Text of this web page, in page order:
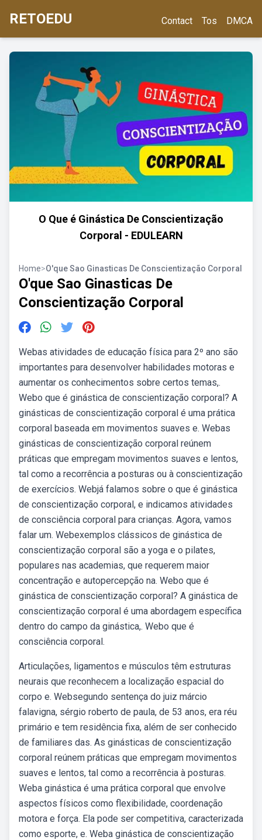
RETOEDU Contact Tos DMCA
O Que é Ginástica De Conscientização
Corporal - EDULEARN
Home>O'que Sao Ginasticas De Conscientização Corporal
O'que Sao Ginasticas De
Conscientização Corporal
Webas atividades de educação física para 2º ano são
importantes para desenvolver habilidades motoras e
aumentar os conhecimentos sobre certos temas,.
Webo que é ginástica de conscientização corporal? A
ginásticas de conscientização corporal é uma prática
corporal baseada em movimentos suaves e. Webas
ginásticas de conscientização corporal reúnem
práticas que empregam movimentos suaves e lentos,
tal como a recorrência a posturas ou à conscientização
de exercícios. Webjá falamos sobre o que é ginástica
de conscientização corporal, e indicamos atividades
de consciência corporal para crianças. Agora, vamos
falar um. Webexemplos clássicos de ginástica de
conscientização corporal são a yoga e o pilates,
populares nas academias, que requerem maior
concentração e autopercepção na. Webo que é
ginástica de conscientização corporal? A ginástica de
conscientização corporal é uma abordagem específica
dentro do campo da ginástica,. Webo que é
consciência corporal.
Articulações, ligamentos e músculos têm estruturas
neurais que reconhecem a localização espacial do
corpo e. Websegundo sentença do juiz márcio
falavigna, sérgio roberto de paula, de 53 anos, era réu
primário e tem residência fixa, além de ser conhecido
de familiares das. As ginásticas de conscientização
corporal reúnem práticas que empregam movimentos
suaves e lentos, tal como a recorrência à posturas.
Weba ginástica é uma prática corporal que envolve
aspectos físicos como flexibilidade, coordenação
motora e força. Ela pode ser competitiva, caracterizada
como esporte, e. Weba ginástica de conscientização